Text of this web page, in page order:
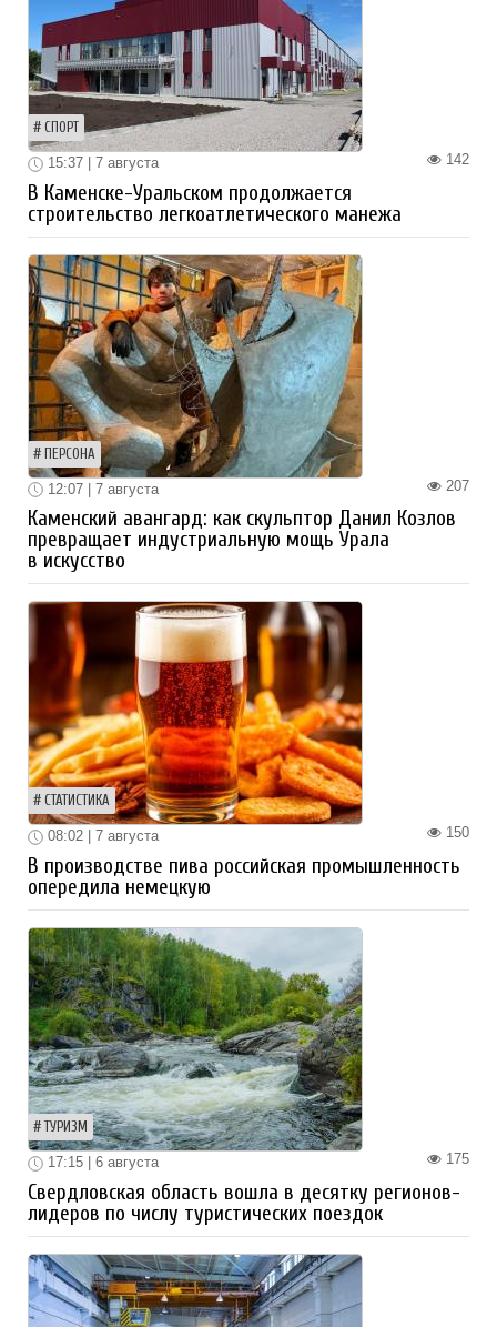
СПОРТ
142
15:37 | 7 августа
В Каменске-Уральском продолжается
строительство легкоатлетического манежа
ПЕРСОНА
207
12:07 | 7 августа
Каменский авангард: как скульптор Данил Козлов
превращает индустриальную мощь Урала
в искусство
СТАТИСТИКА
150
08:02 | 7 августа
В производстве пива российская промышленность
опередила немецкую
ТУРИЗМ
175
17:15 | 6 августа
Свердловская область вошла в десятку регионов-
лидеров по числу туристических поездок